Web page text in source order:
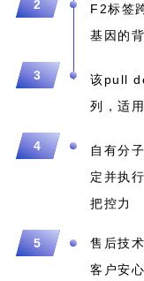
2 F2标签
基因的
3 该pull
列，适
4
自有分
定并执
把控力
5
售后技
客户安